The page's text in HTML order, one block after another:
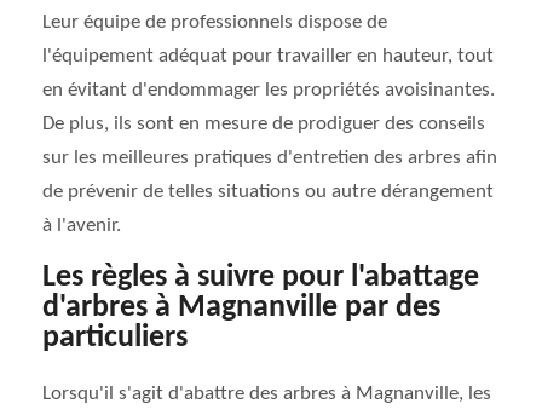
Leur équipe de professionnels dispose de
l'équipement adéquat pour travailler en hauteur, tout
en évitant d'endommager les propriétés avoisinantes.
De plus, ils sont en mesure de prodiguer des conseils
sur les meilleures pratiques d'entretien des arbres afin
de prévenir de telles situations ou autre dérangement
à l'avenir.
Les règles à suivre pour l'abattage
d'arbres à Magnanville par des
particuliers
Lorsqu'il s'agit d'abattre des arbres à Magnanville, les